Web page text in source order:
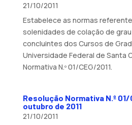
21/10/2011
Estabelece as normas
solenidades de colação de
concluintes dos Cursos de
Universidade Federal de Santa
Normativa N.º 01/CEG/2011.
Resolução Normativa N.º 01/
outubro de 2011
21/10/2011